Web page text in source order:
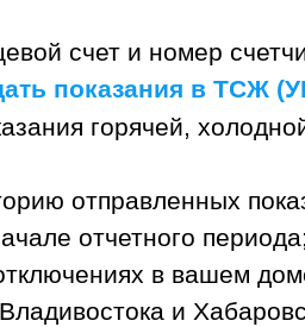
счет и номер
показания в ТСЖ
горячей,
отправленных
отчетного
в вашем
и